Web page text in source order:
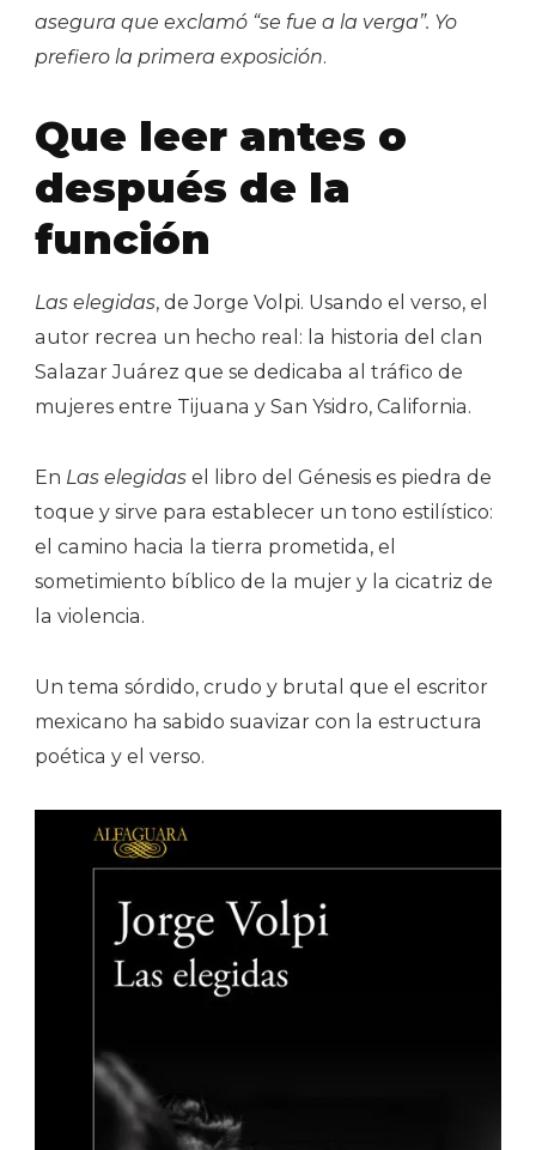
asegura que exclamó “se fue a la verga”. Yo
prefiero la primera exposición.
Que leer antes o
después de la
función
Las elegidas, de Jorge Volpi. Usando el verso, el
autor recrea un hecho real: la historia del clan
Salazar Juárez que se dedicaba al tráfico de
mujeres entre Tijuana y San Ysidro, California.
En Las elegidas el libro del Génesis es piedra de
toque y sirve para establecer un tono estilístico:
el camino hacia la tierra prometida, el
sometimiento bíblico de la mujer y la cicatriz de
la violencia.
Un tema sórdido, crudo y brutal que el escritor
mexicano ha sabido suavizar con la estructura
poética y el verso.